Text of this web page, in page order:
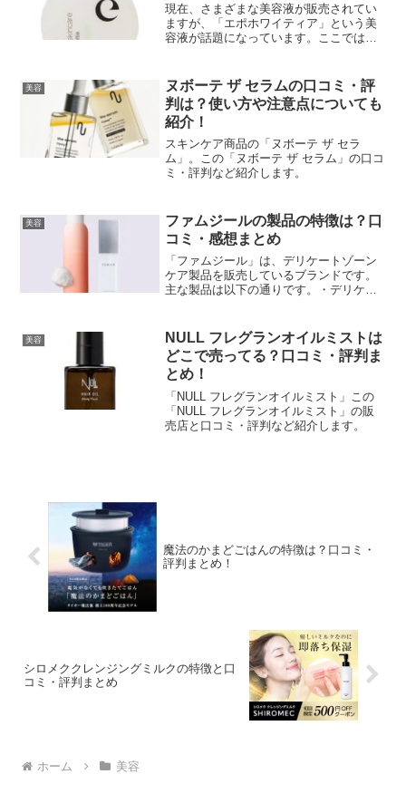
現在、さまざまな美容液が販売されてい
ますが、「エポホワイティア」という美
容液が話題になっています。ここでは、
美容
ヌボーテ ザ セラムの口コミ・評
判は？使い方や注意点についても
紹介！
スキンケア商品の「ヌボーテ ザ セラ
ム」。この「ヌボーテ ザ セラム」の口コ
ミ・評判など紹介します。
美容
ファムジールの製品の特徴は？口
コミ・感想まとめ
「ファムジール」は、デリケートゾーン
ケア製品を販売しているブランドです。
主な製品は以下の通りです。・デリケー
ートゾーンシートここでは、特徴や口コ
ミについて紹介します。
美容
NULL フレグランオイルミストは
どこで売ってる？口コミ・評判ま
とめ！
「NULL フレグランオイルミスト」この
「NULL フレグランオイルミスト」の販
売店と口コミ・評判など紹介します。
魔法のかまどごはんの特徴は？口コミ・
評判まとめ！
シロメククレンジングミルクの特徴と口
コミ・評判まとめ
ホーム 美容